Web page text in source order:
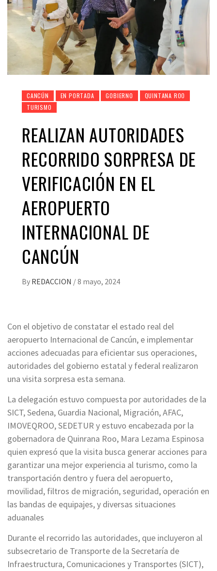
CANCÚN EN PORTADA GOBIERNO
QUINTANA ROO
TURISMO
REALIZAN AUTORIDADES
RECORRIDO SORPRESA DE
VERIFICACIÓN EN EL
AEROPUERTO
INTERNACIONAL DE
CANCÚN
By REDACCION /8 mayo, 2024
Con el objetivo de constatar el estado real del
aeropuerto Internacional de Cancún, e implementar
acciones adecuadas para eficientar sus operaciones,
autoridades del gobierno estatal y federal realizaron
una visita sorpresa esta semana.
La delegación estuvo compuesta por autoridades de la
SICT, Sedena, Guardia Nacional, Migración, AFAC,
IMOVEQROO, SEDETUR y estuvo encabezada por la
gobernadora de Quinrana Roo, Mara Lezama Espinosa
quien expresó que la visita busca generar acciones para
garantizar una mejor experiencia al turismo, como la
transportación dentro y fuera del aeropuerto,
movilidad, filtros de migración, seguridad, operación en
las bandas de equipajes, y diversas situaciones
aduanales
Durante el recorrido las autoridades, que incluyeron al
subsecretario de Transporte de la Secretaría de
Infraestructura, Comunicaciones y Transportes (SICT),